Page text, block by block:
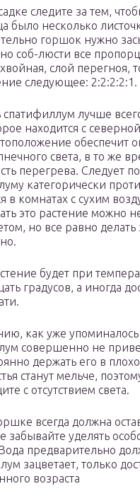
следите за тем,
было несколько
горшок нужно
соб-люсти все
слой перегноя,
следующее: 2:2:2:2:1.
спатифиллум лучше
находится с
обеспечит
света, в то же
перегрева. Следует
категорически
в комнатах с сухим
это растение можно
но все равно делать
будет при
градусов, а иногда
как уже
совершенно не
держать его в
станут мельче,
с отсутствием света.
всегда должна
забывайте уделять
предварительно
зацветает, только
возраста